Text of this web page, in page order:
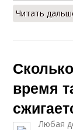
Читать
время
Любая